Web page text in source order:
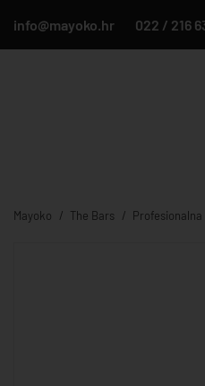
info@mayoko.hr 022 / 216
Mayoko The Bars